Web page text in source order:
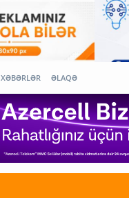
XƏBƏRLƏR ƏLAQƏ